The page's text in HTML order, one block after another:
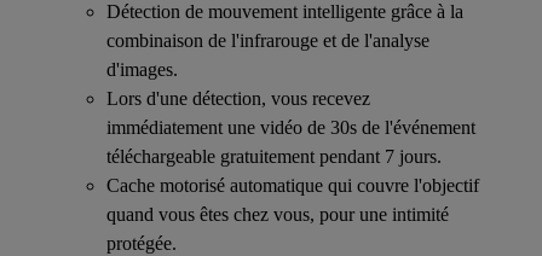
Détection de mouvement intelligente grâce à la
combinaison de l'infrarouge et de l'analyse
d'images.
Lors d'une détection, vous recevez
immédiatement une vidéo de 30s de l'événement
téléchargeable gratuitement pendant 7 jours.
Cache motorisé automatique qui couvre l'objectif
quand vous êtes chez vous, pour une intimité
protégée.